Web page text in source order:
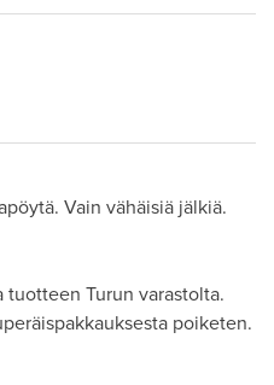
Vain vähäisiä jälkiä.
Turun varastolta.